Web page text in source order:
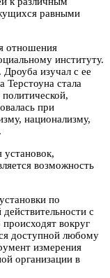
равными
отношения
институту.
изучал с ее
стала
при
национализму,
возможность
по
с
вокруг
доступной любому
измерения
организации в